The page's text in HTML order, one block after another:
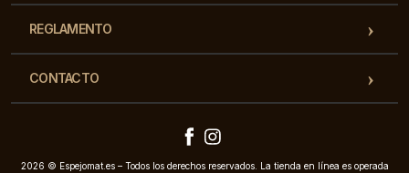
REGLAMENTO
CONTACTO
2026 © Espejomat.es – Todos los derechos reservados. La tienda en línea es operada